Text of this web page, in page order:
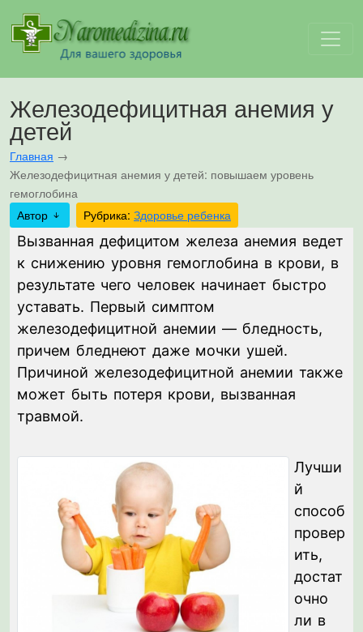
Железодефицитная анемия у
детей
Главная →
Железодефицитная анемия у детей: повышаем уровень
гемоглобина
Автор
Рубрика: Здоровье ребенка
Вызванная дефицитом железа анемия ведет
к снижению уровня гемоглобина в крови, в
результате чего человек начинает быстро
уставать. Первый симптом
железодефицитной анемии — бледность,
причем бледнеют даже мочки ушей.
Причиной железодефицитной анемии также
может быть потеря крови, вызванная
травмой.
Лучши
й
способ
провер
ить,
достат
очно
ли в